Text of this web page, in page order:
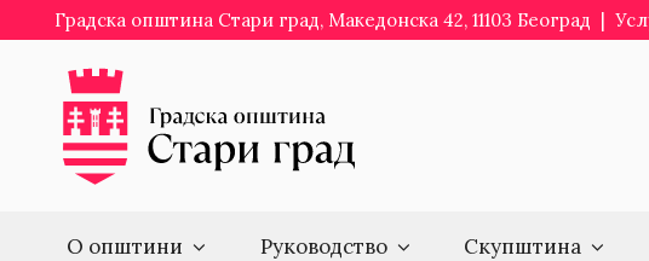
to
content
Градска општина Стари град, Македонска 42, 11103 Београд |
О општини Руководство Скупштина